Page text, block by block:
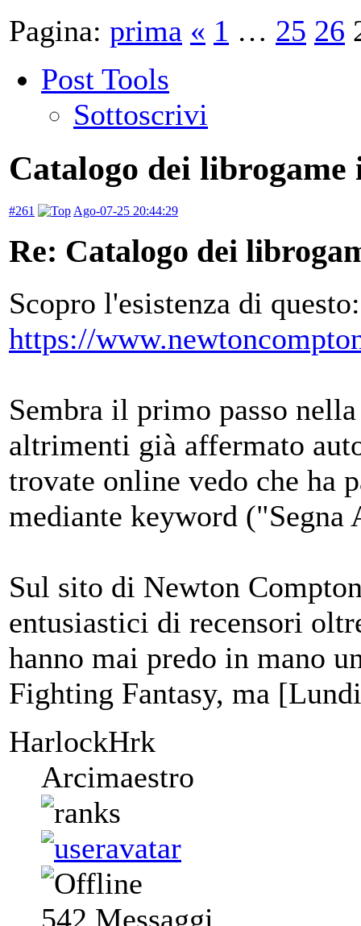
Pagina: prima « 1 … 25 26
Post Tools
Sottoscrivi
Catalogo dei librogame
#261 Ago-07-25 20:44:29
Re: Catalogo dei
Scopro l'esistenza di questo:
https://
Sembra il primo passo
altrimenti già affermato
trovate online vedo che ha
mediante keyword ("Segna
Sul sito di Newton
entusiastici di recensori
hanno mai predo in mano
Fighting Fantasy, ma
HarlockHrk
Arcimaestro
542 Messaggi